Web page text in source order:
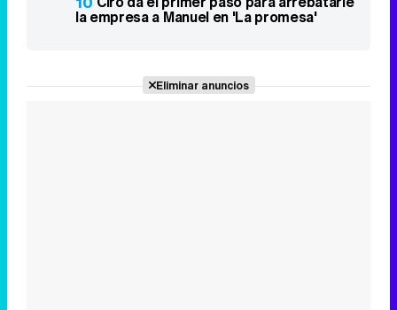
la empresa a Manuel en 'La promesa'
Eliminar anuncios